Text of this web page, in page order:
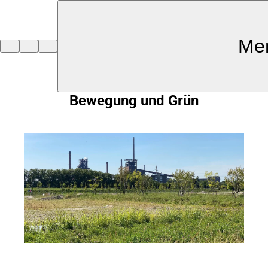
Bewegung und Grün